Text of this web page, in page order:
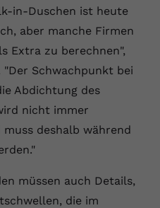
in-Duschen ist heute
aber manche Firmen
Extra zu berechnen",
Schwachpunkt bei
Abdichtung des
nicht immer
deshalb während
müssen auch Details,
die im
diesen Cookie, um die
des Nutzers zu
eingebettete YouTube-